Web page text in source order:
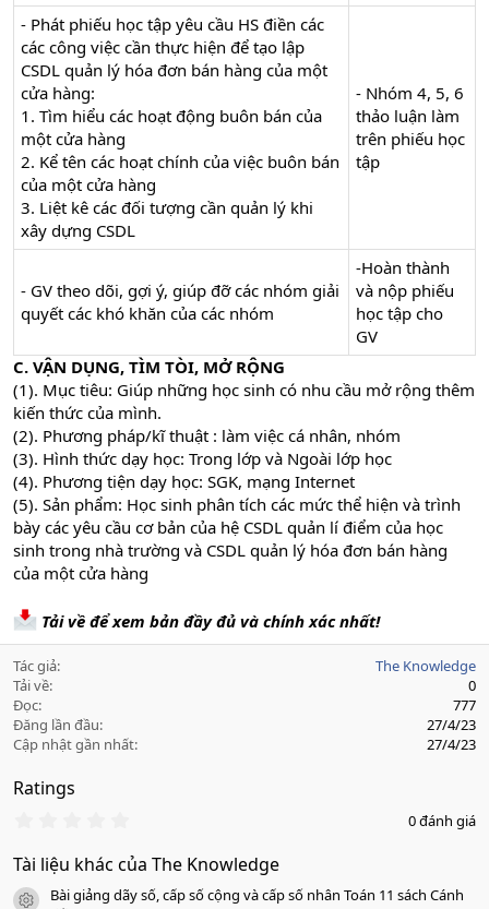
- Phát phiếu học tập yêu cầu HS điền các
các công việc cần thực hiện để tạo lập
CSDL quản lý hóa đơn bán hàng của một
cửa hàng:
1. Tìm hiểu các hoạt động buôn bán của
một cửa hàng
2. Kể tên các hoạt chính của việc buôn bán
của một cửa hàng
3. Liệt kê các đối tượng cần quản lý khi
xây dựng CSDL
- Nhóm 4, 5, 6
thảo luận làm
trên phiếu học
tập
- GV theo dõi, gợi ý, giúp đỡ các nhóm giải
quyết các khó khăn của các nhóm
-Hoàn thành
và nộp phiếu
học tập cho
GV
C. VẬN DỤNG, TÌM TÒI, MỞ RỘNG
(1). Mục tiêu: Giúp những học sinh có nhu cầu mở rộng thêm
kiến thức của mình.
(2). Phương pháp/kĩ thuật : làm việc cá nhân, nhóm
(3). Hình thức dạy học: Trong lớp và Ngoài lớp học
(4). Phương tiện dạy học: SGK, mạng Internet
(5). Sản phẩm: Học sinh phân tích các mức thể hiện và trình
bày các yêu cầu cơ bản của hệ CSDL quản lí điểm của học
sinh trong nhà trường và CSDL quản lý hóa đơn bán hàng
của một cửa hàng
Tải về để xem bản đầy đủ và chính xác nhất!
Tác giả
The Knowledge
Tải về
0
Đọc
777
Đăng lần đầu
27/4/23
Cập nhật gần nhất
27/4/23
Ratings
0
0
a
0 đánh giá
Tài liệu khác của The Knowledge
icon tài liệu
Bài giảng dãy số, cấp số cộng và cấp số nhân Toán 11 sách Cánh